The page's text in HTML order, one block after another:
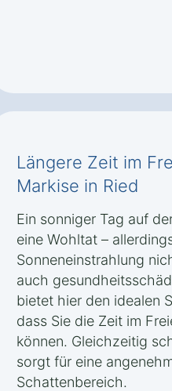
Längere Zeit im
Markise in Ried
Ein sonniger Tag auf
eine Wohltat –
Sonneneinstrahlung
auch
bietet hier den idealen
dass Sie die Zeit im
können. Gleichzeitig
sorgt für eine
Schattenbereich.